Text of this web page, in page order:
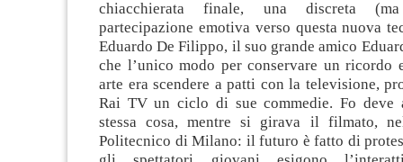
chiacchierata finale, una discreta
partecipazione emotiva verso questa nuova
Eduardo De Filippo, il suo grande amico
che l’unico modo per conservare un ricordo
arte era scendere a patti con la televisione,
Rai TV un ciclo di sue commedie. Fo deve
stessa cosa, mentre si girava il filmato,
Politecnico di Milano: il futuro è fatto di